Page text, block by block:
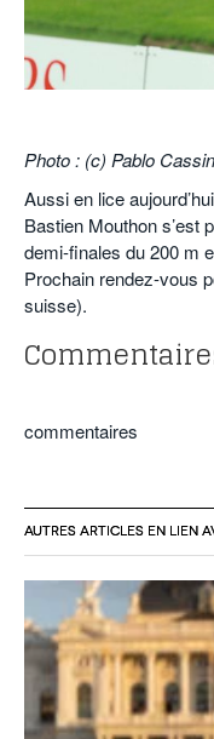
Photo : (c) Pablo
Aussi en lice
Bastien Mouthon s’est
demi-finales du 200 m
Prochain rendez-vous
suisse).
commentaires
AUTRES ARTICLES EN LIEN